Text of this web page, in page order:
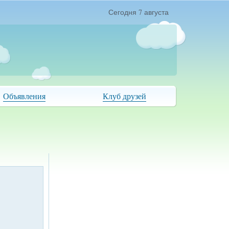
Сегодня 7 августа
Объявления Клуб друзей